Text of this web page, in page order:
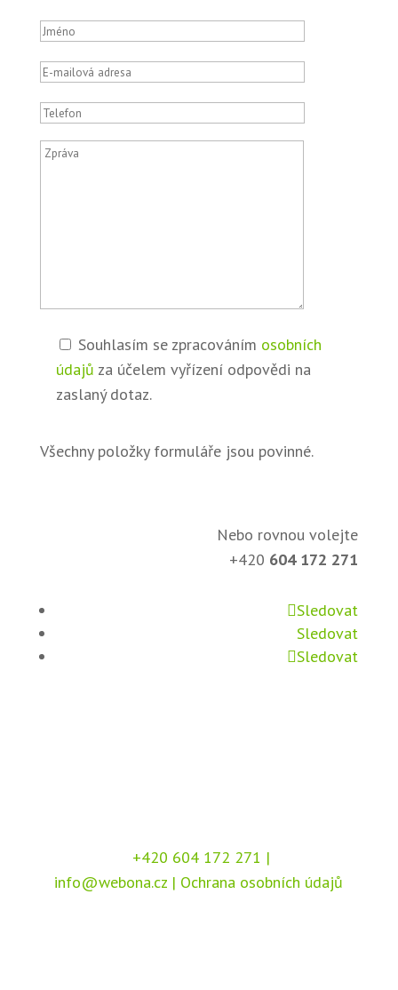
Souhlasím se zpracováním osobních
údajů za účelem vyřízení odpovědi na
zaslaný dotaz.
Všechny položky formuláře jsou povinné.
Nebo rovnou volejte
+420 604 172 271
Sledovat
Sledovat
Sledovat
+420 604 172 271 |
info@webona.cz | Ochrana osobních údajů